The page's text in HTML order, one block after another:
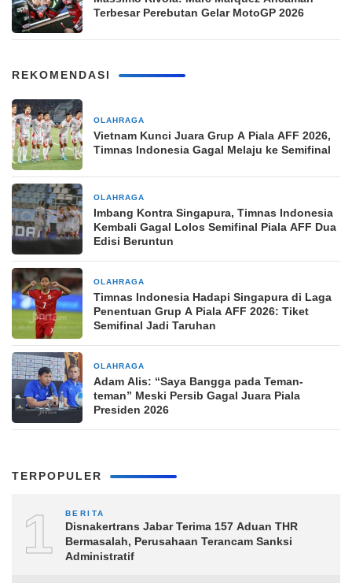
Terbesar Perebutan Gelar MotoGP 2026
REKOMENDASI
OLAHRAGA
Vietnam Kunci Juara Grup A Piala AFF 2026,
Timnas Indonesia Gagal Melaju ke Semifinal
OLAHRAGA
Imbang Kontra Singapura, Timnas Indonesia
Kembali Gagal Lolos Semifinal Piala AFF Dua
Edisi Beruntun
OLAHRAGA
Timnas Indonesia Hadapi Singapura di Laga
Penentuan Grup A Piala AFF 2026: Tiket
Semifinal Jadi Taruhan
OLAHRAGA
Adam Alis: “Saya Bangga pada Teman-
teman” Meski Persib Gagal Juara Piala
Presiden 2026
TERPOPULER
1 BERITA
Disnakertrans Jabar Terima 157 Aduan THR
Bermasalah, Perusahaan Terancam Sanksi
Administratif